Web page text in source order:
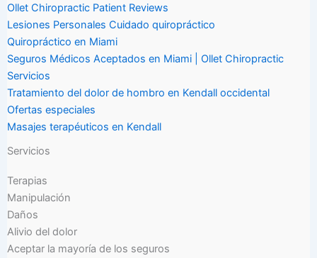
Ollet Chiropractic Patient Reviews
Lesiones Personales Cuidado quiropráctico
Quiropráctico en Miami
Seguros Médicos Aceptados en Miami | Ollet Chiropractic
Servicios
Tratamiento del dolor de hombro en Kendall occidental
Ofertas especiales
Masajes terapéuticos en Kendall
Servicios
Terapias
Manipulación
Daños
Alivio del dolor
Aceptar la mayoría de los seguros